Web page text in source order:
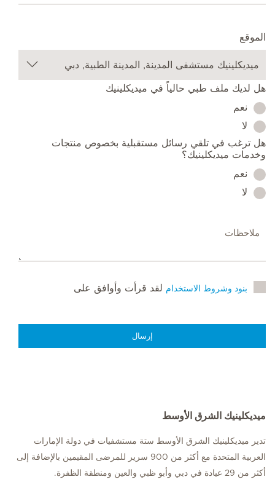
الموقع
هل لديك ملف طبي حالياً في ميديكلينيك
نعم
لا
هل ترغب في تلقي رسائل مستقبلية بخصوص منتجات
وخدمات ميديكلينيك؟
نعم
لا
بنود وشروط الاستخدام لقد قرأت وأوافق على
إرسال
ميديكلينيك الشرق الأوسط
تدير ميديكلينيك الشرق الأوسط ستة مستشفيات في دولة الإمارات
العربية المتحدة مع أكثر من 900 سرير للمرضى المقيمين بالإضافة إلى
أكثر من 29 عيادة في دبي وأبو ظبي والعين ومنطقة الظفرة.